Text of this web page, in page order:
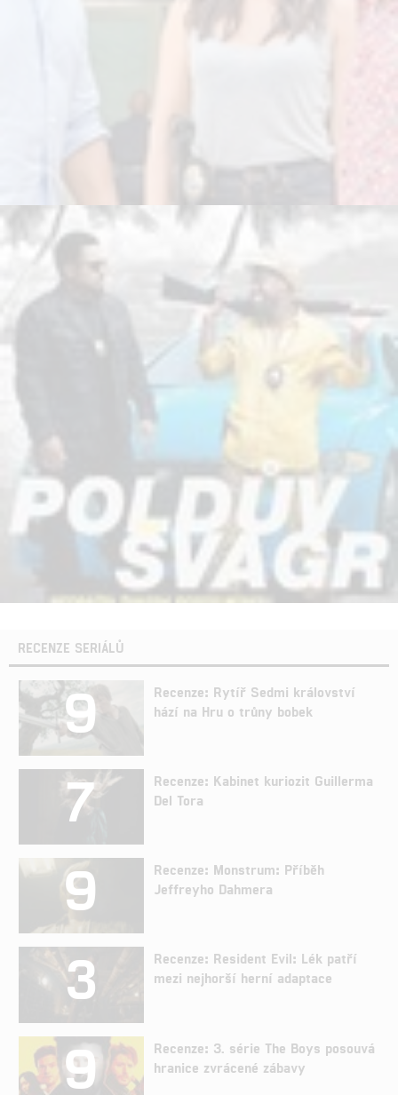
RECENZE SERIÁLŮ
9
Recenze: Rytíř Sedmi království
hází na Hru o trůny bobek
7
Recenze: Kabinet kuriozit Guillerma
Del Tora
9
Recenze: Monstrum: Příběh
Jeffreyho Dahmera
3
Recenze: Resident Evil: Lék patří
mezi nejhorší herní adaptace
9
Recenze: 3. série The Boys posouvá
hranice zvrácené zábavy